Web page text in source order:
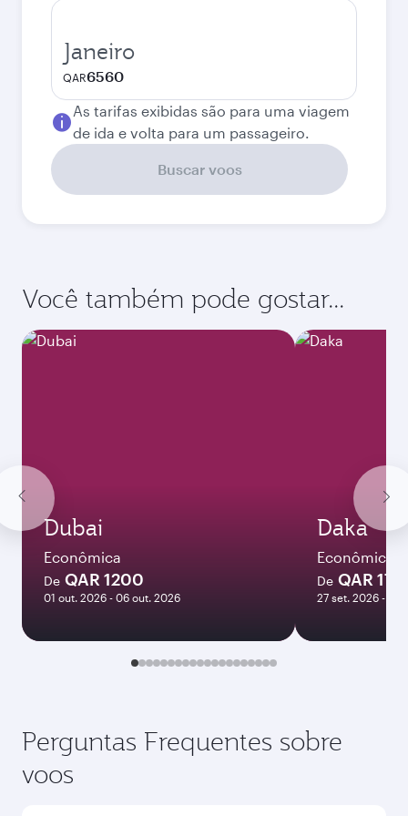
Janeiro
QAR6560
As tarifas exibidas são para uma viagem
de ida e volta para um passageiro.
Buscar voos
Você também pode gostar...
Dubai
Econômica
De QAR 1200
01 out. 2026 - 06 out. 2026
Daka
Econômica
De QAR
27 set. 2026 - 23
Perguntas Frequentes sobre
voos